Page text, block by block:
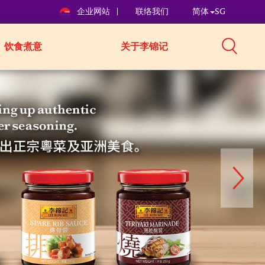
企业网站 联络我们 简体 SG
饮食煮意 关于李锦记